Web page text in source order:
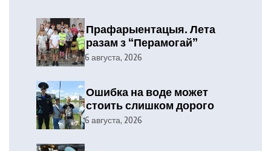
Прафарыентацыя. Лета
разам з “Перамогай”
6 августа, 2026
Ошибка на воде может
стоить слишком дорого
6 августа, 2026